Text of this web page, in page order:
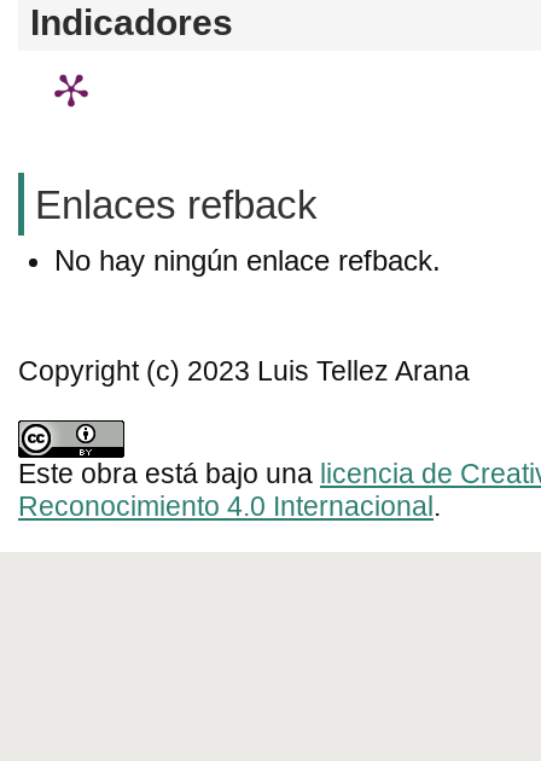
Indicadores
Enlaces refback
No hay ningún enlace refback.
Copyright (c) 2023 Luis Tellez Arana
Este obra está bajo una licencia de
Reconocimiento 4.0 Internacional .